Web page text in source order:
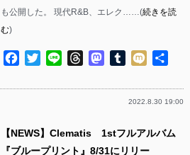
も公開した。 現代R&B、エレク……(続きを読
む)
Facebook
TwitterLine ThreadsMastodon
Tumblr
Mixi
2022.8.30 19:00
【NEWS】Clematis 1stフルアルバム
『ブループリント』8/31にリリー